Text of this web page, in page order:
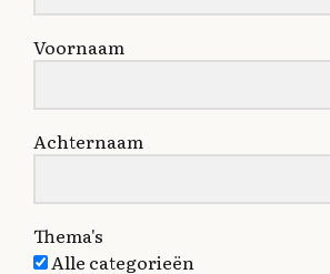
Voornaam
Achternaam
Thema's
Alle categorieën